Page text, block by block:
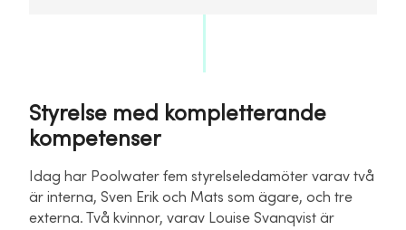
Styrelse med kompletterande
kompetenser
Idag har Poolwater fem styrelseledamöter varav två
är interna, Sven Erik och Mats som ägare, och tre
externa. Två kvinnor, varav Louise Svanqvist är